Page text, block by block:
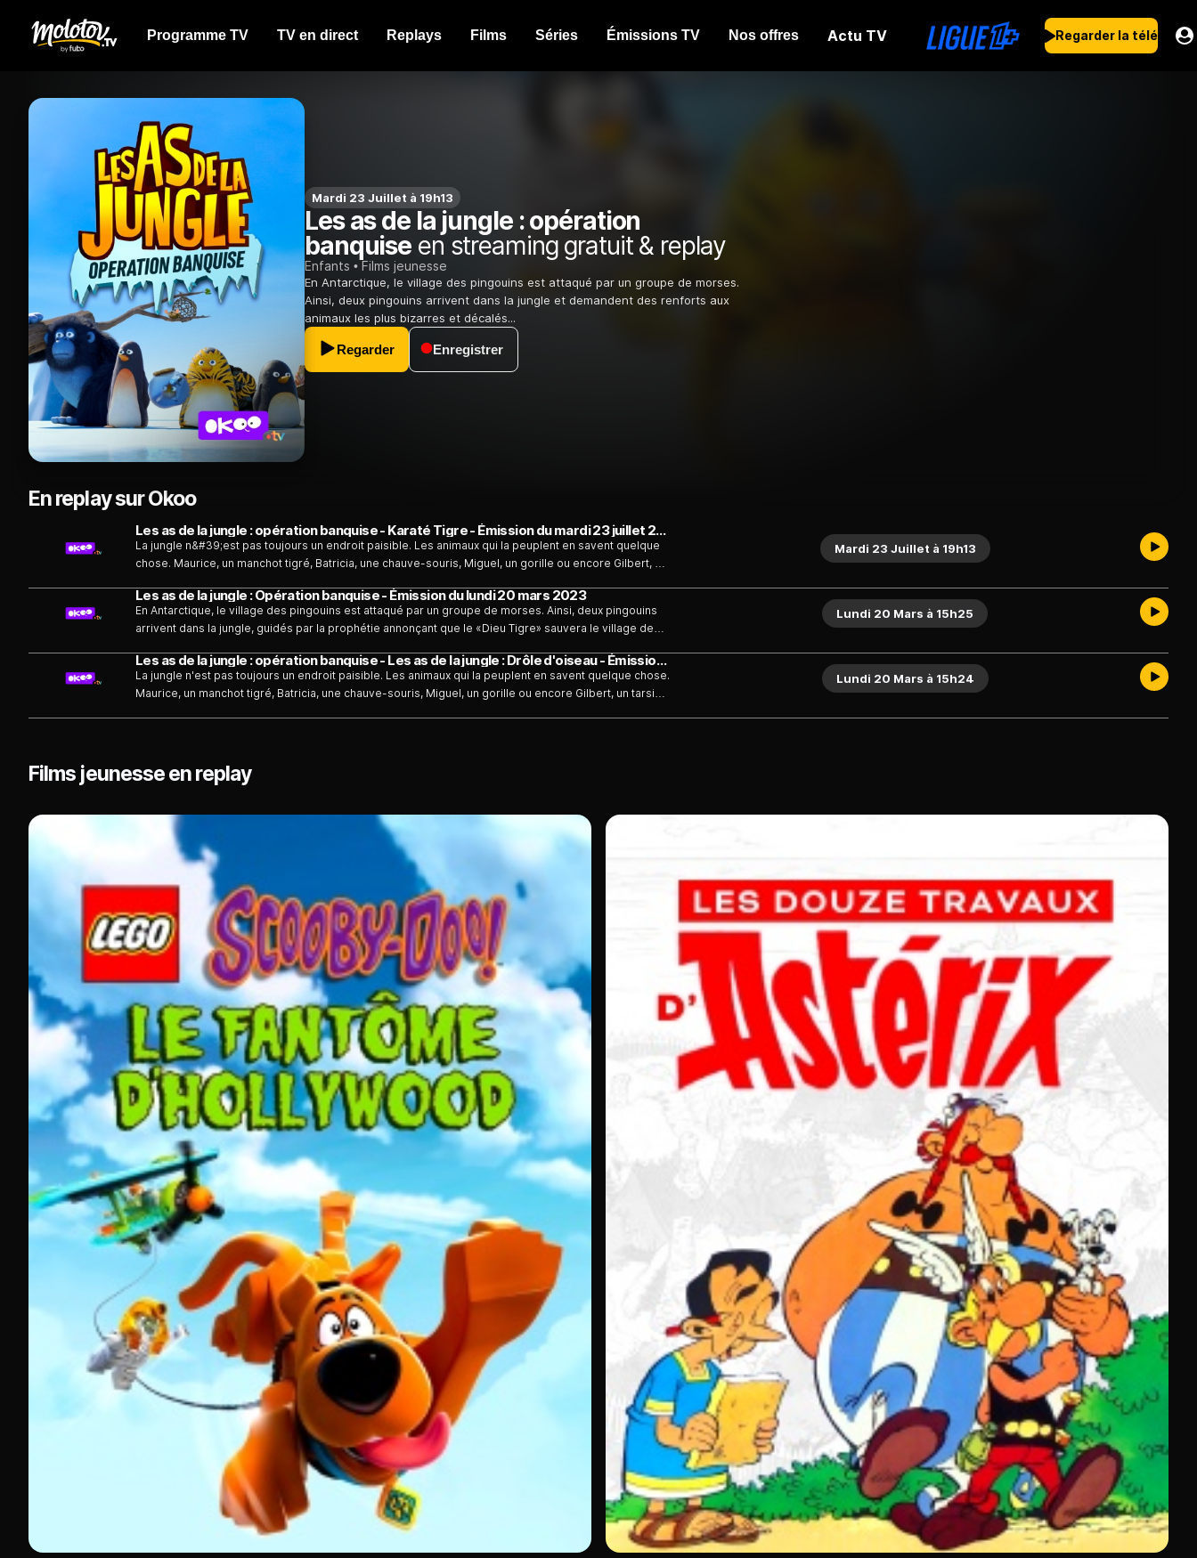
Programme TV TV en direct Replays Films Séries Émissions TV Nos offres Actu TV Regarder la télé
Mardi 23 Juillet à 19h13
Les as de la jungle : opération
banquise en streaming gratuit & replay
Enfants Films jeunesse
En Antarctique, le village des pingouins est attaqué par un groupe de morses.
Ainsi, deux pingouins arrivent dans la jungle et demandent des renforts aux
animaux les plus bizarres et décalés...
Regarder Enregistrer
En replay sur Okoo
Les as de la jungle : opération banquise - Karaté Tigre - Émission du mardi 23 juillet 2024
La jungle n&#39;est pas toujours un endroit paisible. Les animaux qui la peuplent en savent quelque
chose. Maurice, un manchot tigré, Batricia, une chauve-souris, Miguel, un gorille ou encore Gilbert, un
Mardi 23 Juillet à 19h13
Les as de la jungle : Opération banquise - Émission du lundi 20 mars 2023
En Antarctique, le village des pingouins est attaqué par un groupe de morses. Ainsi, deux pingouins
arrivent dans la jungle, guidés par la prophétie annonçant que le «Dieu Tigre» sauvera le village de
avec ses amis Junior le phacochère, Gilbert le tarsier paranoïaque, et Junior le poisson tigre. A peine
arrivés sur la banquise, le petit groupe se fait écraser par les morses qui volent les oeufs des
pingouins et sèment la désolation parmi les habitants du village...
Lundi 20 Mars à 15h25
Les as de la jungle : opération banquise - Les as de la jungle : Drôle d'oiseau - Émission du lundi 20 mars 2023
La jungle n'est pas toujours un endroit paisible. Les animaux qui la peuplent en savent quelque chose.
Maurice, un manchot tigré, Batricia, une chauve-souris, Miguel, un gorille ou encore Gilbert, un tarsier,
destiné au jeune public.
Lundi 20 Mars à 15h24
Films jeunesse en replay